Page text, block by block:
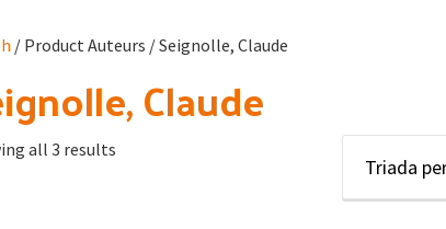
/ Product Auteurs / Seignolle, Claude
Claude
all 3 results